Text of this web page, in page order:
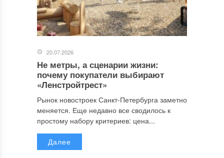
20.07.2026
Не метры, а сценарии жизни:
почему покупатели выбирают
«Ленстройтрест»
Рынок новостроек Санкт-Петербурга заметно
меняется. Еще недавно все сводилось к
простому набору критериев: цена...
Далее